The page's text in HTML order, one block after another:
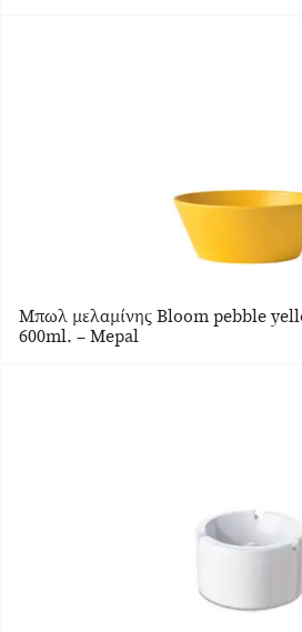
Μπωλ μελαμίνης Bloom pebble
600ml. – Mepal